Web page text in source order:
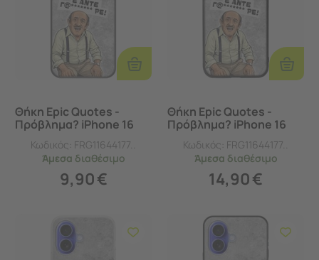
Προσθήκη
Στο
Καλάθι
Θήκη Epic Quotes -
Πρόβλημα? iPhone 16
Σιλικόνη)
Κωδικός: FRG11644177..
Άμεσα διαθέσιμο
9,90€
Στο
Καλάθι
Θήκη Epic Quotes -
Πρόβλημα? iPhone 16
Glass και TPU)
Κωδικός: FRG11644177..
Άμεσα διαθέσιμο
14,90€